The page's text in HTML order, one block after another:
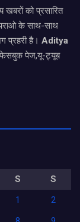
को प्रसारित
के साथ-साथ
प्रहरी है। Aditya
फेसबुक पेज,यू-ट्यूब
S
S
1
2